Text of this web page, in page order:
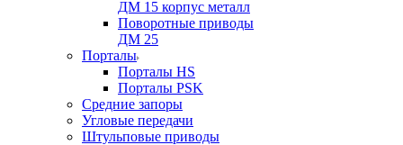
ДМ 15 корпус металл
Поворотные приводы
ДМ 25
Порталы
Порталы HS
Порталы PSK
Средние запоры
Угловые передачи
Штульповые приводы